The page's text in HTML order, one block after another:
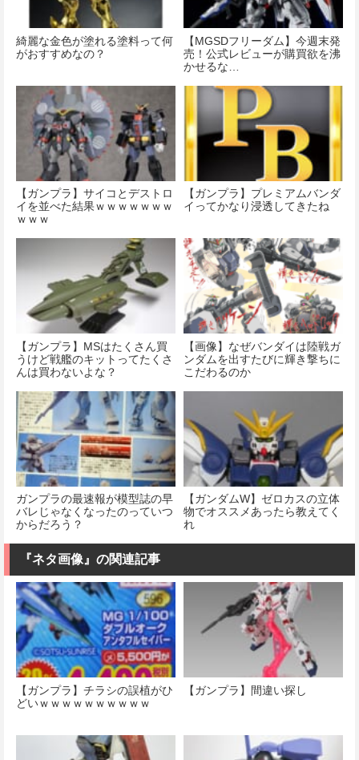
綺麗な金色が塗れる塗料って何
がおすすめなの？
【MGSDフリーダム】今週末発
売！公式レビューが購買欲を沸
かせるな…
【ガンプラ】サイコとデストロ
イを並べた結果ｗｗｗｗｗｗｗ
ｗｗｗ
【ガンプラ】プレミアムバンダ
イってかなり浸透してきたね
【ガンプラ】MSはたくさん買
うけど戦艦のキットってたくさ
んは買わないよな？
【画像】なぜバンダイは陸戦ガ
ンダムを出すたびに輝き撃ちに
こだわるのか
ガンプラの最速報が模型誌の早
バレじゃなくなったのっていつ
からだろう？
【ガンダムW】ゼロカスの立体
物でオススメあったら教えてく
れ
『ネタ画像』の関連記事
【ガンプラ】チラシの誤植がひ
どいｗｗｗｗｗｗｗｗｗｗ
【ガンプラ】間違い探し